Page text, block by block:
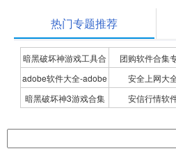
热门专题推荐
暗黑破坏神游戏工具合
集
团购软件合集
adobe软件大全-adobe
全系列软件下载-adobe
安全上网大
暗黑破坏神3游戏合集 安信行情软